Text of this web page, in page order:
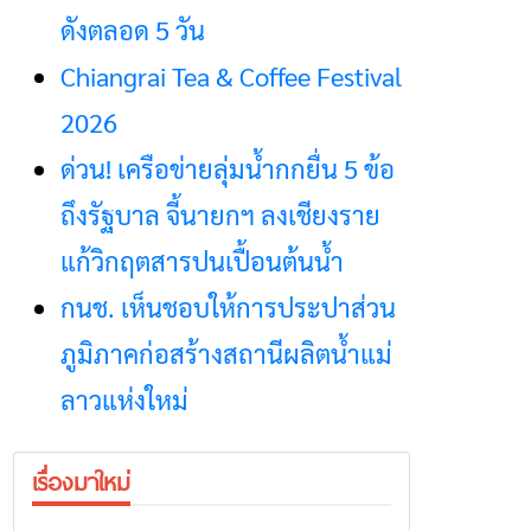
ดังตลอด 5 วัน
Chiangrai Tea & Coffee Festival
2026
ด่วน! เครือข่ายลุ่มน้ำกกยื่น 5 ข้อ
ถึงรัฐบาล จี้นายกฯ ลงเชียงราย
แก้วิกฤตสารปนเปื้อนต้นน้ำ
กนช. เห็นชอบให้การประปาส่วน
ภูมิภาคก่อสร้างสถานีผลิตน้ำแม่
ลาวแห่งใหม่
เรื่องมาใหม่